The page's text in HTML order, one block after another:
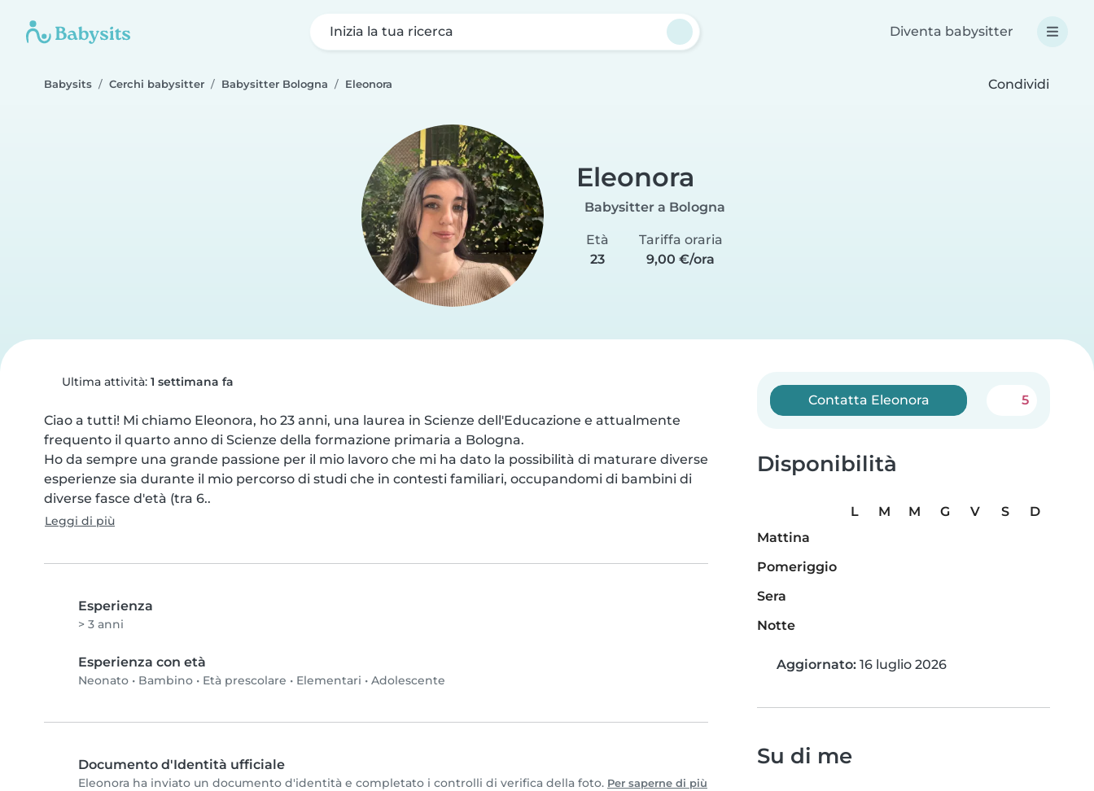
Inizia la tua ricerca Diventa babysitter
Babysits Cerchi babysitter Babysitter Bologna Eleonora Condividi
Eleonora
Babysitter a Bologna
Età
23
Tariffa oraria
9,00 €/ora
Ultima attività: 1 settimana fa
Ciao a tutti! Mi chiamo Eleonora, ho 23 anni, una laurea in Scienze dell'Educazione e attualmente
frequento il quarto anno di Scienze della formazione primaria a Bologna.
Ho da sempre una grande passione per il mio lavoro che mi ha dato la possibilità di maturare diverse
esperienze sia durante il mio percorso di studi che in contesti familiari, occupandomi di bambini di
diverse fasce d'età (tra 6..
Leggi di più
Esperienza
> 3 anni
Esperienza con età
Neonato • Bambino • Età prescolare • Elementari • Adolescente
Documento d'Identità ufficiale
Eleonora ha inviato un documento d'identità e completato i controlli di verifica della foto. Per saperne di più
Contatta Eleonora 5
Disponibilità
L M M G V S
D
Mattina
Pomeriggio
Sera
Notte
Aggiornato: 16 luglio 2026
Su di me